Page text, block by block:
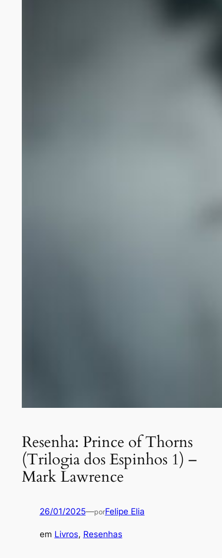
Resenha: Prince of Thorns
(Trilogia dos Espinhos 1) –
Mark Lawrence
26/01/2025—porFelipe Elia
em Livros, Resenhas